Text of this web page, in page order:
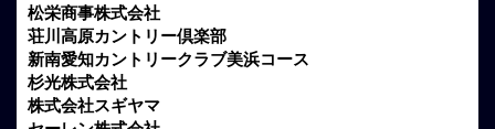
松栄商事株式会社
荘川高原カントリー倶楽部
新南愛知カントリークラブ美浜コース
杉光株式会社
株式会社スギヤマ